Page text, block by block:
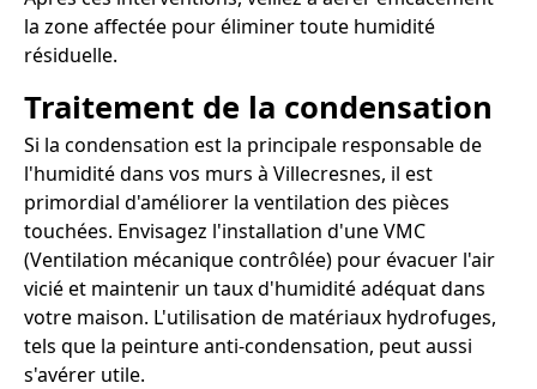
la zone affectée pour éliminer toute humidité
résiduelle.
Traitement de la condensation
Si la condensation est la principale responsable de
l'humidité dans vos murs à Villecresnes, il est
primordial d'améliorer la ventilation des pièces
touchées. Envisagez l'installation d'une VMC
(Ventilation mécanique contrôlée) pour évacuer l'air
vicié et maintenir un taux d'humidité adéquat dans
votre maison. L'utilisation de matériaux hydrofuges,
tels que la peinture anti-condensation, peut aussi
s'avérer utile.